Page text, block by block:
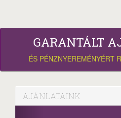
GARANTÁLT
ÉS PÉNZNYEREMÉNYÉRT
AJÁNLATAINK